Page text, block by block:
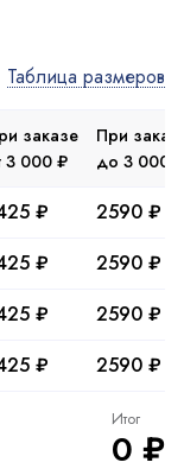
Таблица размеров
заказе
3 000 ₽
При
до 3 000 ₽
₽
2590 ₽
₽
2590 ₽
₽
2590 ₽
₽ 2590 ₽
Итог
0 ₽